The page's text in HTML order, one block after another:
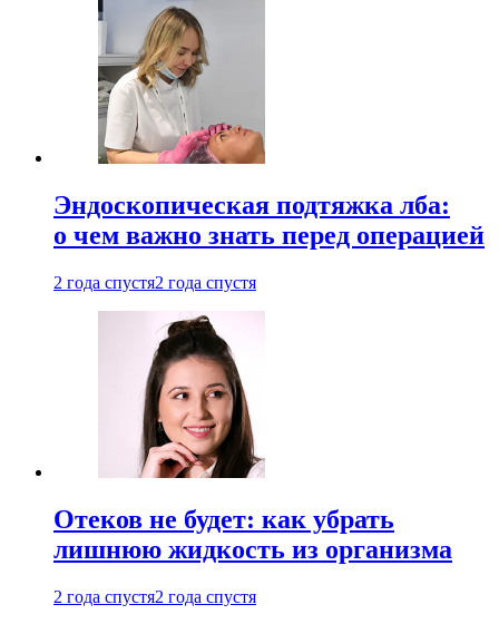
Эндоскопическая подтяжка лба:
о чем важно знать перед операцией
2 года спустя2 года спустя
Отеков не будет: как убрать
лишнюю жидкость из организма
2 года спустя2 года спустя